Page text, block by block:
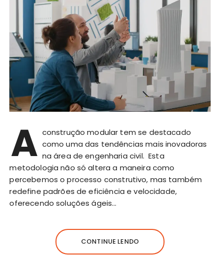
A construção modular tem se destacado
como uma das tendências mais inovadoras
na área de engenharia civil. Esta
metodologia não só altera a maneira como
percebemos o processo construtivo, mas também
redefine padrões de eficiência e velocidade,
oferecendo soluções ágeis…
CONTINUE LENDO